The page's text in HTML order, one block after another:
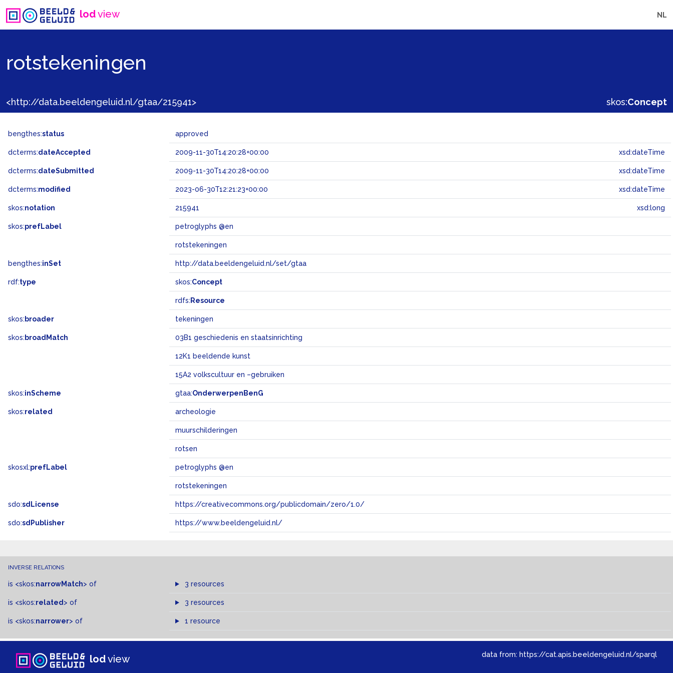
lodview NL
rotstekeningen
<http://data.beeldengeluid.nl/gtaa/215941> skos:Concept
bengthes:status approved
dcterms:dateAccepted 2009-11-30T14:20:28+00:00 xsd:dateTime
dcterms:dateSubmitted 2009-11-30T14:20:28+00:00 xsd:dateTime
dcterms:modified 2023-06-30T12:21:23+00:00 xsd:dateTime
skos:notation 215941 xsd:long
skos:prefLabel petroglyphs @en
rotstekeningen
bengthes:inSet http://data.beeldengeluid.nl/set/gtaa
rdf:type skos:Concept
rdfs: Resource
skos: broader tekeningen
skos: broadMatch 03B1 geschiedenis en staatsinrichting
12K1 beeldende kunst
15A2 volkscultuur en –gebruiken
skos:inScheme gtaa:OnderwerpenBenG
skos:related archeologie
muurschilderingen
rotsen
skosxl:prefLabel petroglyphs @en
rotstekeningen
sdo:sdLicense https://creativecommons.org/publicdomain/zero/1.0/
sdo:sdPublisher https://www.beeldengeluid.nl/
INVERSE RELATIONS
is <skos:narrowMatch> of 3 resources
is <skos:related > of 3 resources
is <skos:narrower> of 1 resource
lodview data from: https://cat.apis.beeldengeluid.nl/sparql